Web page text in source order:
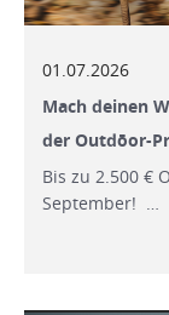
01.07.2026
Mach deinen
der Outdōor-
Bis zu 2.500 €
September! …